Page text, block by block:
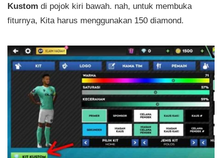
Kustom di pojok kiri bawah. nah, untuk membuka
fiturnya, Kita harus menggunakan 150 diamond.